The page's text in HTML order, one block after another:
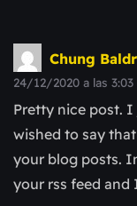
Chung
24/12/2020 a las 3:03
Pretty nice post.
wished to say
your blog posts.
your rss feed and